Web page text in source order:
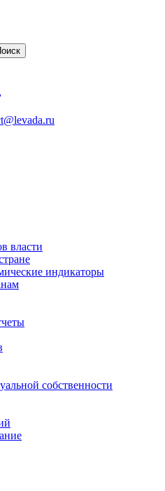
власти
индикаторы
собственности